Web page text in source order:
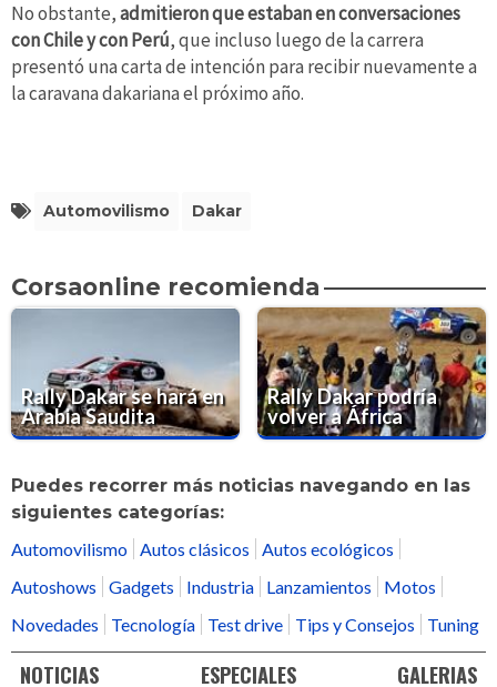
No obstante,admitieron que estaban en conversaciones
con Chile y con Perú, que incluso luego de la carrera
presentó una carta de intención para recibir nuevamente a
la caravana dakariana el próximo año.
Automovilismo Dakar
Corsaonline recomienda
Rally Dakar se hará en
Arabia Saudita
Rally Dakar podría
volver a África
Puedes recorrer más noticias navegando en las
siguientes categorías:
Automovilismo Autos clásicos
Autos ecológicos
Autoshows
Gadgets Industria Lanzamientos
Motos
Novedades
Tecnología Test drive Tips y Consejos Tuning
NOTICIAS ESPECIALES GALERIAS